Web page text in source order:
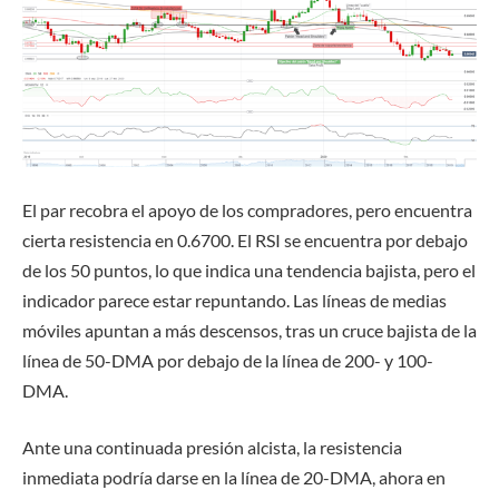
El par recobra el apoyo de los compradores, pero encuentra
cierta resistencia en 0.6700. El RSI se encuentra por debajo
de los 50 puntos, lo que indica una tendencia bajista, pero el
indicador parece estar repuntando. Las líneas de medias
móviles apuntan a más descensos, tras un cruce bajista de la
línea de 50-DMA por debajo de la línea de 200- y 100-
DMA.
Ante una continuada presión alcista, la resistencia
inmediata podría darse en la línea de 20-DMA, ahora en